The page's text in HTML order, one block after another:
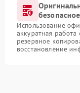
Использование
аккуратная
резервное
восстановление